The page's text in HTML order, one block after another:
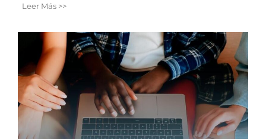
Leer Más >>